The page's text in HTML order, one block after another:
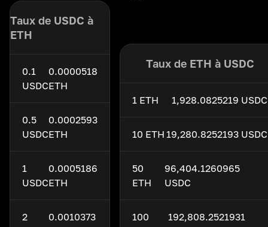
Taux de USDC à
ETH
0.1
USDC
0.0000518
ETH
0.5
USDC
0.0002593
ETH
1
USDC
0.0005186
ETH
2
0.0010373
Taux de ETH à USDC
1 ETH 1,928.0825219 USDC
10 ETH 19,280.8252193 USDC
50
ETH
96,404.1260965
USDC
100
192,808.2521931